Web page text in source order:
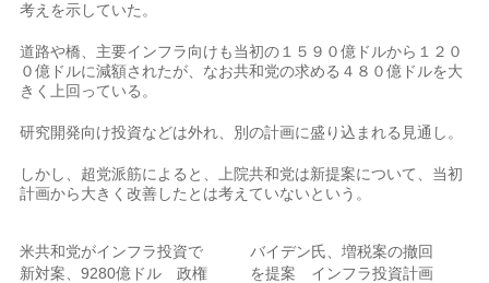
考えを示していた。
道路や橋、主要インフラ向けも当初の１５９０億ドルから１２０
０億ドルに減額されたが、なお共和党の求める４８０億ドルを大
きく上回っている。
研究開発向け投資などは外れ、別の計画に盛り込まれる見通し。
しかし、超党派筋によると、上院共和党は新提案について、当初
計画から大きく改善したとは考えていないという。
米共和党がインフラ投資で
新対案、9280億ドル 政権
バイデン氏、増税案の撤回
を提案 インフラ投資計画